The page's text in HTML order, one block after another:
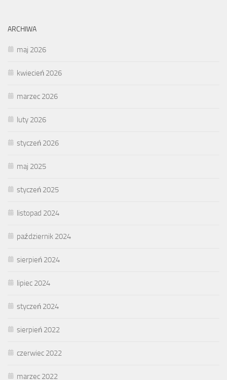
ARCHIWA
maj 2026
kwiecień 2026
marzec 2026
luty 2026
styczeń 2026
maj 2025
styczeń 2025
listopad 2024
październik 2024
sierpień 2024
lipiec 2024
styczeń 2024
sierpień 2022
czerwiec 2022
marzec 2022